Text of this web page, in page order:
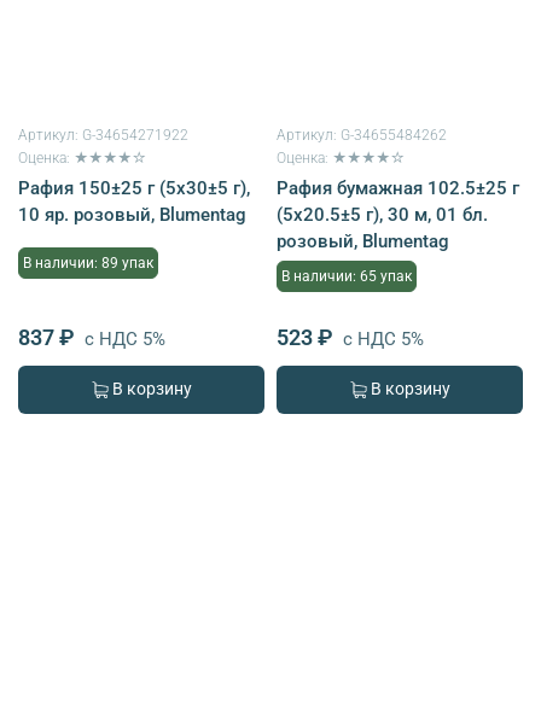
Артикул: G-34654271922
Оценка: ★★★★☆
Рафия 150±25 г (5х30±5 г),
10 яр. розовый, Blumentag
В наличии: 89 упак
837 ₽ с НДС 5%
В корзину
Артикул: G-34655484262
Оценка: ★★★★☆
Рафия бумажная 102.5±25 г
(5х20.5±5 г), 30 м, 01 бл.
розовый, Blumentag
В наличии: 65 упак
523 ₽ с НДС 5%
В корзину